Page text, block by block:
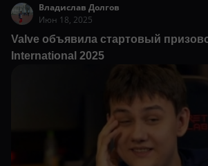
Владислав Долгов
Июн 18, 2025
Valve объявила стартовый
International 2025